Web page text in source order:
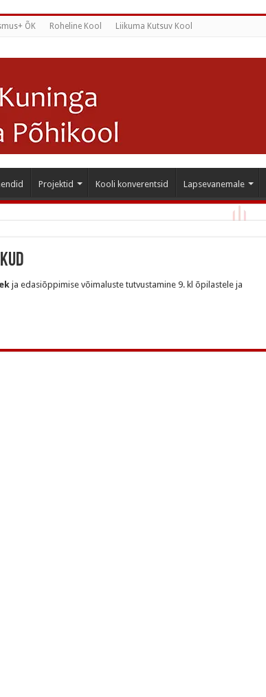
ÕK Roheline Kool Liikuma Kutsuv Kool
Projektid Kooli konverentsid Lapsevanemale
ja edasiõppimise võimaluste tutvustamine 9. kl õpilastele ja